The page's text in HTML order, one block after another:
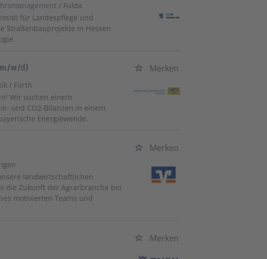
/ Fulda
d) für Landespflege und
Straßenbauprojekte in Hessen
w/d) Merken
/ Fürth
Wir suchen eine/n
und CO2-Bilanzen in einem
Energiewende.
Merken
landwirtschaftlichen
die Zukunft der Agrarbranche bei
motivierten Teams und
Merken